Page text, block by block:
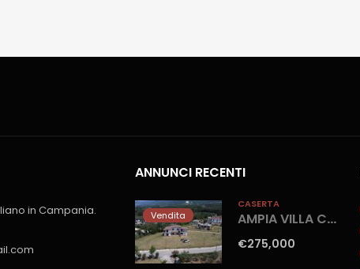
in Campania.
ANNUNCI RECENTI
Vendita
CASERTA
AMPIA VILLA CON GIARDINO Gioia Sannitica
€275,000